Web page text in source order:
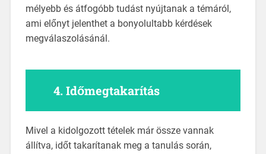
mélyebb és átfogóbb tudást nyújtanak a témáról,
ami előnyt jelenthet a bonyolultabb kérdések
megválaszolásánál.
4.Időmegtakarítás
Mivel a kidolgozott tételek már össze vannak
állítva, időt takarítanak meg a tanulás során,